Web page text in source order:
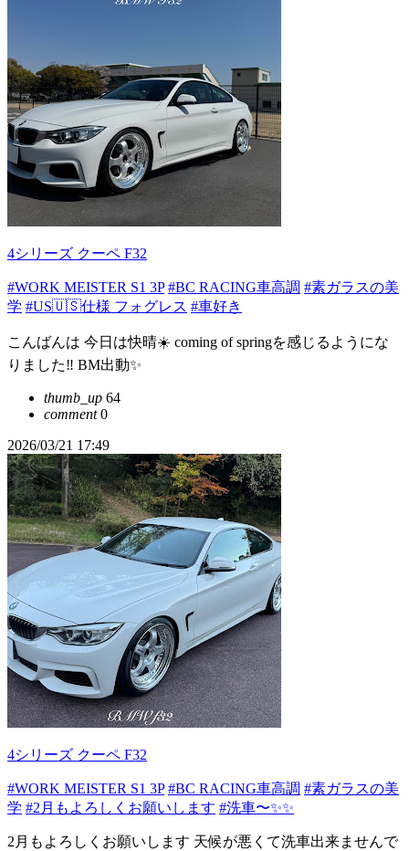
4シリーズ クーペ F32
#WORK MEISTER S1 3P #BC RACING車高調 #素ガラスの美
学 #US🇺🇸仕様 フォグレス #車好き
こんばんは 今日は快晴☀️ coming of springを感じるようにな
りました‼️ BM出動✨
thumb_up 64
comment0
2026/03/21 17:49
4シリーズ クーペ F32
#WORK MEISTER S1 3P #BC RACING車高調 #素ガラスの美
学 #2月もよろしくお願いします #洗車〜✨✨
2月もよろしくお願いします 天候が悪くて洗車出来ませんで